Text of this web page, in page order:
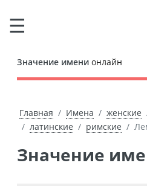
Значение имени онлайн
Главная Имена женские
латинские
римские
Значение